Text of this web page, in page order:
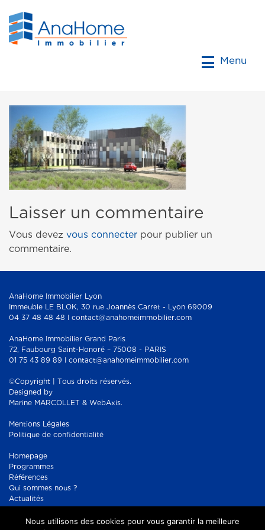
Menu
Laisser un commentaire
Vous devez vous connecter pour publier un
commentaire.
AnaHome Immobilier Lyon
Immeuble LE BLOK, 30 rue Joannès Carret - Lyon 69009
04 37 48 48 48 I contact@anahomeimmobilier.com
AnaHome Immobilier Grand Paris
72, Faubourg Saint-Honoré – 75008 - PARIS
01 75 43 89 89 I contact@anahomeimmobilier.com
©Copyright | Tous droits réservés.
Designed by
Marine MARCOLLET & WebAxis.
Mentions Légales
Politique de confidentialité
Homepage
Programmes
Références
Qui sommes nous ?
Actualités
Réseaux sociaux :
Nous utilisons des cookies pour vous garantir la meilleure